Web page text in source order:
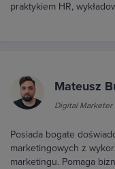
praktykiem HR,
Mateusz
Digital Marketer
Posiada bogate
marketingowych z
marketingu. Pomaga